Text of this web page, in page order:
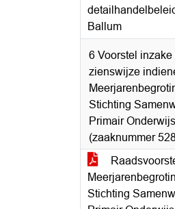
Ballum
6 Voorstel
zienswijze
Stichting
Primair
(zaaknummer
Stichting